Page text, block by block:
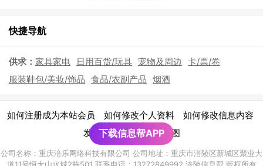
快捷导航
供求： 家具家电 日用百货/玩具 宠物及周边
卡/票/卷
服装鞋包/美妆/饰品 食品/农副产品 烟酒
如何注册成为本站会员 如何修改个人资料 如何修改信息内容
发布广告须知 | 网站地图
公司名称：重庆涪乐网络科技有限公司 公司地址：重庆市涪陵区新城区聚业大
下载信息帮APP